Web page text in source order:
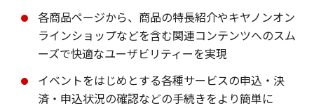
各商品ページから、商品の特長紹介やキヤノンオン
ラインショップなどを含む関連コンテンツへのスム
ーズで快適なユーザビリティーを実現
イベントをはじめとする各種サービスの申込・決
済・申込状況の確認などの手続きをより簡単に